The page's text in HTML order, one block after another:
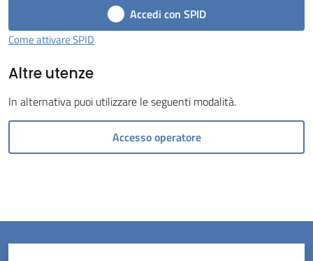
on-
Accedi con SPID
Come attivare SPID
Altre utenze
In alternativa puoi utilizzare le seguenti modalità.
Accesso operatore